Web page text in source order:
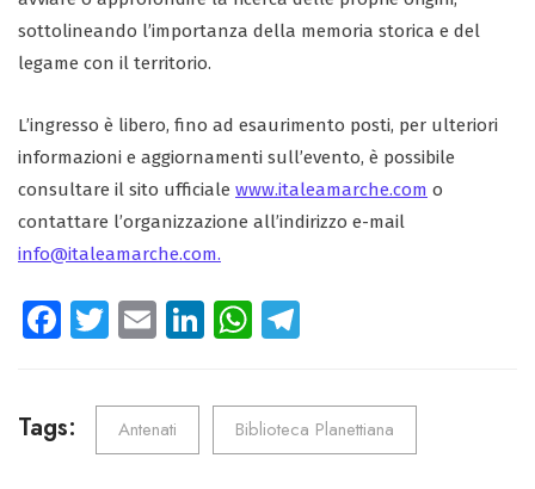
sottolineando l’importanza della memoria storica e del
legame con il territorio.
L’ingresso è libero, fino ad esaurimento posti, per ulteriori
informazioni e aggiornamenti sull’evento, è possibile
consultare il sito ufficiale www.italeamarche.com o
contattare l’organizzazione all’indirizzo e-mail
info@italeamarche.com.
Fa
o
ok
T
tt
er
E
ail
Li
e
n
W
ts
A
p
gr
a
m
Tags: Antenati Biblioteca Planettiana